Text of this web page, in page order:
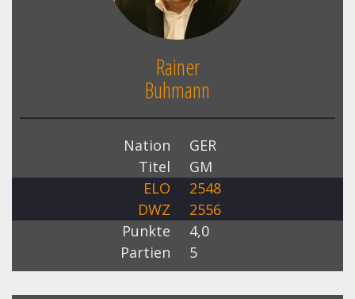
Rainer
Buhmann
Nation
GER
Titel
GM
ELO
2548
DWZ
2556
Punkte
4,0
Partien
5